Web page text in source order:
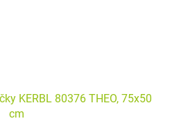
KERBL 80376 THEO, 75x50
cm